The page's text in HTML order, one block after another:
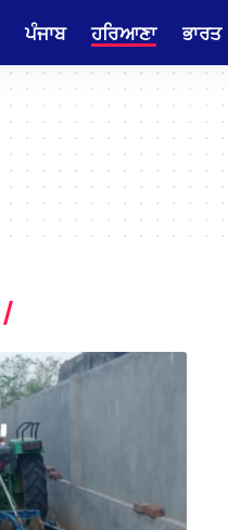
ਪੰਜਾਬ ਹਰਿਆਣਾ ਭਾਰਤ